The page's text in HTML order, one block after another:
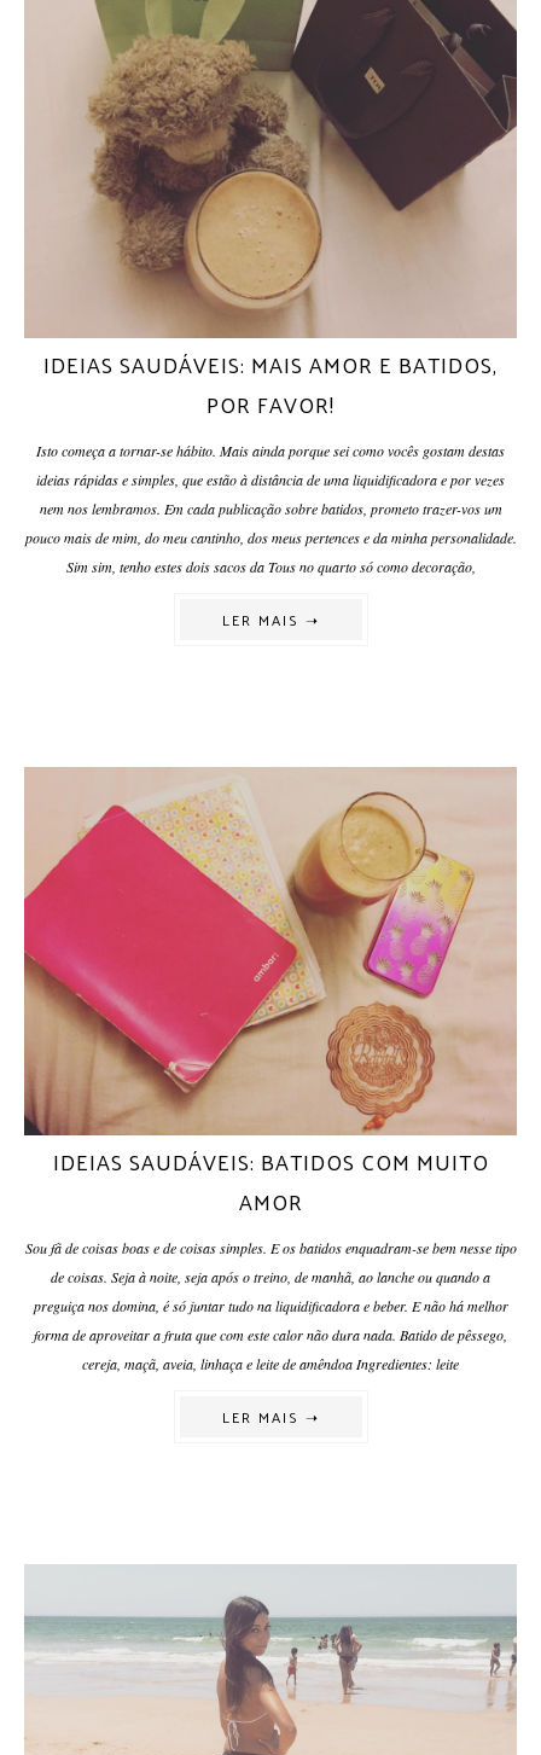
IDEIAS SAUDÁVEIS: MAIS AMOR E BATIDOS,
POR FAVOR!
Isto começa a tornar-se hábito. Mais ainda porque sei como vocês gostam destas
ideias rápidas e simples, que estão à distância de uma liquidificadora e por vezes
nem nos lembramos. Em cada publicação sobre batidos, prometo trazer-vos um
pouco mais de mim, do meu cantinho, dos meus pertences e da minha personalidade.
Sim sim, tenho estes dois sacos da Tous no quarto só como decoração,
LER MAIS ➝
IDEIAS SAUDÁVEIS: BATIDOS COM MUITO
AMOR
Sou fã de coisas boas e de coisas simples. E os batidos enquadram-se bem nesse tipo
de coisas. Seja à noite, seja após o treino, de manhã, ao lanche ou quando a
preguiça nos domina, é só juntar tudo na liquidificadora e beber. E não há melhor
forma de aproveitar a fruta que com este calor não dura nada. Batido de pêssego,
cereja, maçã, aveia, linhaça e leite de amêndoa Ingredientes: leite
LER MAIS ➝